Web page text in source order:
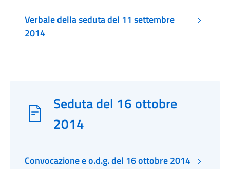
Verbale della seduta del 11 settembre
2014
Seduta del 16 ottobre
2014
Convocazione e o.d.g. del 16 ottobre 2014